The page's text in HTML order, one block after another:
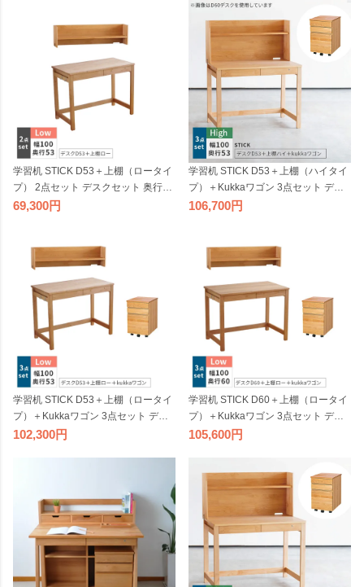
キ コンパクト 無垢 日本製
ル仕上げ シンプル ナチュラル ヒノ
キ ロータイプ コンパクト 無垢 日本
学習机 STICK D53＋上棚（ロータイ
プ） 2点セット デスクセット 奥行53
cm 幅100cm 杉工場 完成品 天然木 国
キ ロータイプ コンパクト 無垢 日本
69,300
学習机 STICK D53＋上棚（ハイタイ
プ）＋Kukkaワゴン 3点セット デス
クセット 奥行53cm 幅100cm 杉工場
チュラル ヒノキ コンパクト 無垢 日
本製
106,700
学習机 STICK D53＋上棚（ロータイ
プ）＋Kukkaワゴン 3点セット デス
クセット 奥行53cm 幅100cm 杉工場
クト 無垢 日本製
102,300
学習机 STICK D60＋上棚（ロータイ
プ）＋Kukkaワゴン 3点セット デス
クセット 奥行60cm 幅100cm 杉工場
日本製
105,600